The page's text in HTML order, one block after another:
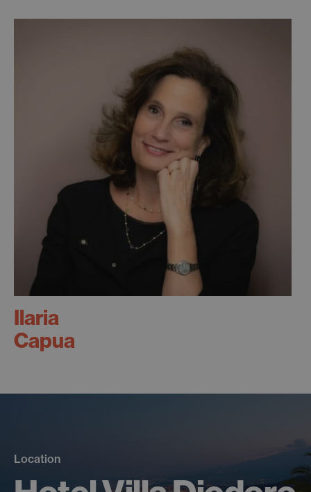
Ilaria
Capua
Location